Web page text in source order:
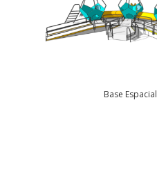
Base Espacial